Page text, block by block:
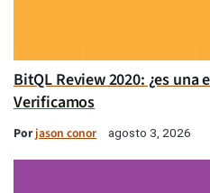
BitQL Review 2020: ¿es una
Verificamos
Porjason conor agosto 3, 2026